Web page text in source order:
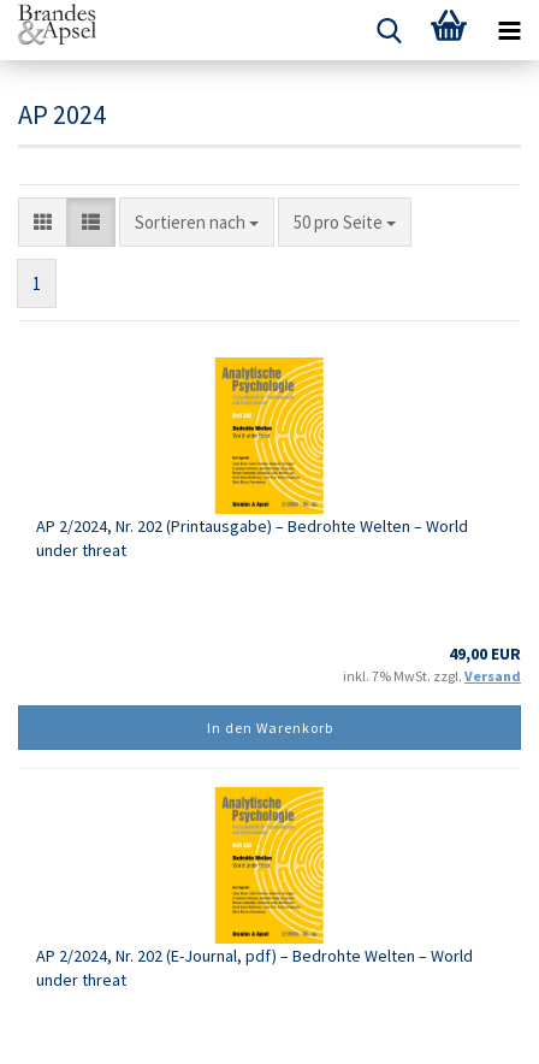
AP 2024
Sortieren nach
Sortieren nach 50 pro Seite
pro Seite
1
AP 2/2024, Nr. 202 (Printausgabe) – Bedrohte Welten – World
under threat
49,00 EUR
inkl. 7% MwSt. zzgl. Versand
In den Warenkorb
AP 2/2024, Nr. 202 (E-Journal, pdf) – Bedrohte Welten – World
under threat